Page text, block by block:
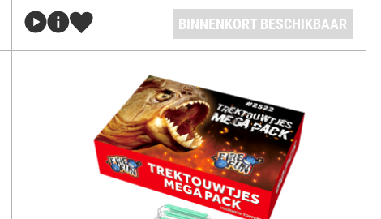
BINNENKORT BESCHIKBAAR